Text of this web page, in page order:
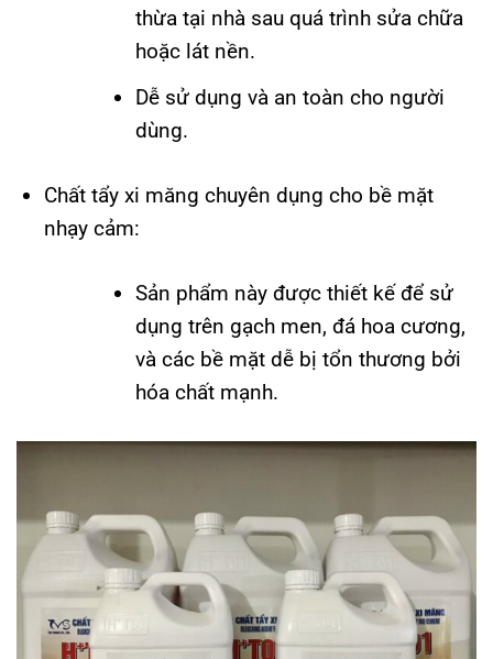
thừa tại nhà sau quá trình sửa chữa
hoặc lát nền.
Dễ sử dụng và an toàn cho người
dùng.
Chất tẩy xi măng chuyên dụng cho bề mặt
nhạy cảm:
Sản phẩm này được thiết kế để sử
dụng trên gạch men, đá hoa cương,
và các bề mặt dễ bị tổn thương bởi
hóa chất mạnh.